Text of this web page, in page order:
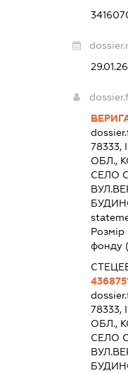
29.01.26
ОБЛ.,
СЕЛО
Розмір
фонду
ОБЛ.,
СЕЛО